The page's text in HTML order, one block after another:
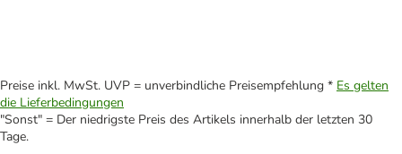
Preise inkl. MwSt. UVP = unverbindliche Preisempfehlung * Es gelten
die Lieferbedingungen
"Sonst" = Der niedrigste Preis des Artikels innerhalb der letzten 30
Tage.